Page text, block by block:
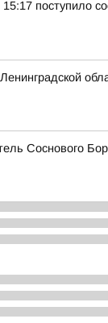
поступило
Соснового